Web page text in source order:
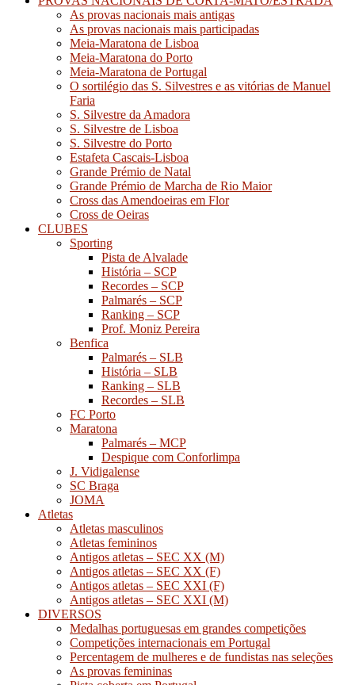
As provas nacionais mais antigas
As provas nacionais mais participadas
Meia-Maratona de Lisboa
Meia-Maratona do Porto
Meia-Maratona de Portugal
O sortilégio das S. Silvestres e as vitórias de Manuel
Faria
S. Silvestre da Amadora
S. Silvestre de Lisboa
S. Silvestre do Porto
Estafeta Cascais-Lisboa
Grande Prémio de Natal
Grande Prémio de Marcha de Rio Maior
Cross das Amendoeiras em Flor
Cross de Oeiras
CLUBES
Sporting
Pista de Alvalade
História – SCP
Recordes – SCP
Palmarés – SCP
Ranking – SCP
Prof. Moniz Pereira
Benfica
Palmarés – SLB
História – SLB
Ranking – SLB
Recordes – SLB
FC Porto
Maratona
Palmarés – MCP
Despique com Conforlimpa
J. Vidigalense
SC Braga
JOMA
Atletas
Atletas masculinos
Atletas femininos
Antigos atletas – SEC XX (M)
Antigos atletas – SEC XX (F)
Antigos atletas – SEC XXI (F)
Antigos atletas – SEC XXI (M)
DIVERSOS
Medalhas portuguesas em grandes competições
Competições internacionais em Portugal
Percentagem de mulheres e de fundistas nas seleções
As provas femininas